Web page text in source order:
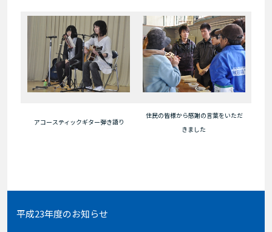
アコースティックギター弾き語り
住民の皆様から感謝の言葉をいただ
きました
平成23年度のお知らせ